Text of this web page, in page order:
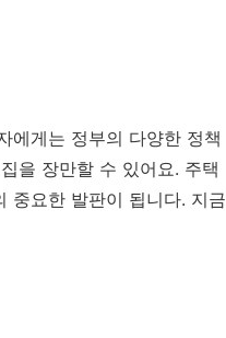
에게는 정부의 다양한 정책
을 장만할 수 있어요. 주택
중요한 발판이 됩니다. 지금